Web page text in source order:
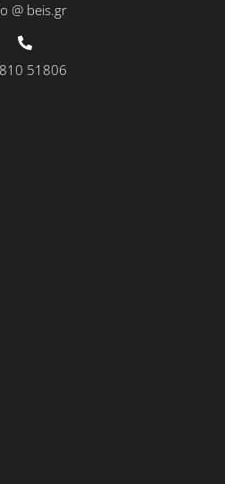
@ beis.gr
51806